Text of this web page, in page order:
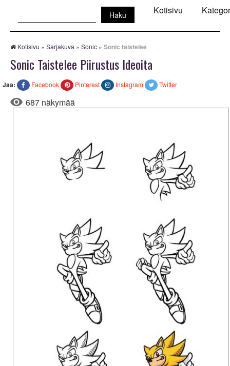
Kotisivu
Kotisivu » Sarjakuva » Sonic » Sonic taistelee
Sonic Taistelee Piirustus Ideoita
Jaa: Facebook Pinterest Instagram Twitter
687 näkymää